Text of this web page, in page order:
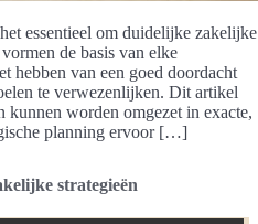
essentieel om duidelijke zakelijke
de basis van elke
hebben van een goed doordacht
te verwezenlijken. Dit artikel
kunnen worden omgezet in exacte,
planning ervoor […]
strategieën